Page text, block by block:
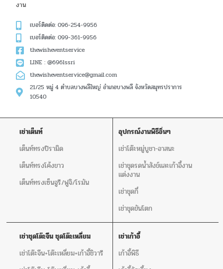
งาน
เบอร์ติดต่อ: 096-254-9956
เบอร์ติดต่อ: 099-361-9956
thewisheventservice
LINE : @696lssri
thewisheventservice@gmail.com
21/25 หมู่ 4 ตำบลบางพลีใหญ่ อำเภอบางพลี จังหวัดสมุทรปราการ
10540
เช่าเต็นท์
เต็นท์ทรงปิรามิด
เต็นท์ทรงโค้งขาว
เต็นท์ทรงเซ็นจูรี/ฟูจิ/โรมัน
อุปกรณ์งานพิธีอิ่นๆ
เช่าโต๊ะหมู่บูชา-อาสนะ
เช่าชุดรดน้ำสังข์และเก้าอี้งาน
แต่งงาน
เช่าชุดกี๋
เช่าชุดขันโตก
เช่าชุดโต๊ะจีน ชุดโต๊ะเหลี่ยม
เช่าโต๊ะจีน+โต๊ะเหลี่ยม+เก้าอี้ชิวารี
เช่าเก้าอี้
เก้าอี้พิธี